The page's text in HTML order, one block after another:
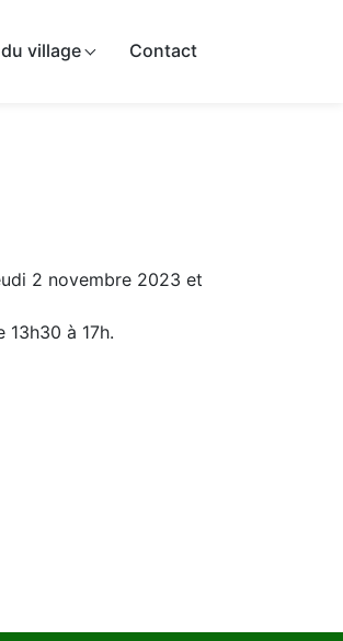
village Contact
2 novembre 2023 et
13h30 à 17h.